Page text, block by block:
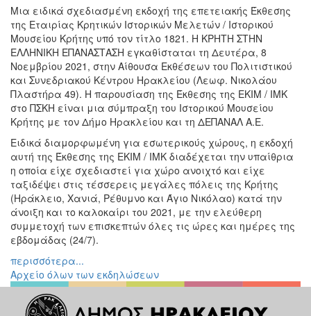
ΔΗΜΟΣ
ΠΟΛΙΤΙΣΜΟΣ
ΑΝΘΕΚΤΙΚΗ
ΠΟΛΗ
Μια ειδικά σχεδιασμένη εκδοχή της επετειακής Έκθεσης
της Εταιρίας Κρητικών Ιστορικών Μελετών / Ιστορικού
Μουσείου Κρήτης υπό τον τίτλο 1821. Η ΚΡΗΤΗ ΣΤΗΝ
ΕΛΛΗΝΙΚΗ ΕΠΑΝΑΣΤΑΣΗ εγκαθίσταται τη Δευτέρα, 8
Νοεμβρίου 2021, στην Αίθουσα Εκθέσεων του Πολιτιστικού
και Συνεδριακού Κέντρου Ηρακλείου (Λεωφ. Νικολάου
Πλαστήρα 49). Η παρουσίαση της Έκθεσης της ΕΚΙΜ / ΙΜΚ
στο ΠΣΚΗ είναι μια σύμπραξη του Ιστορικού Μουσείου
Κρήτης με τον Δήμο Ηρακλείου και τη ΔΕΠΑΝΑΛ Α.Ε.
Ειδικά διαμορφωμένη για εσωτερικούς χώρους, η εκδοχή
αυτή της Έκθεσης της ΕΚΙΜ / ΙΜΚ διαδέχεται την υπαίθρια
η οποία είχε σχεδιαστεί για χώρο ανοιχτό και είχε
ταξιδέψει στις τέσσερεις μεγάλες πόλεις της Κρήτης
(Ηράκλειο, Χανιά, Ρέθυμνο και Άγιο Νικόλαο) κατά την
άνοιξη και το καλοκαίρι του 2021, με την ελεύθερη
συμμετοχή των επισκεπτών όλες τις ώρες και ημέρες της
εβδομάδας (24/7).
περισσότερα...
Αρχείο όλων των εκδηλώσεων